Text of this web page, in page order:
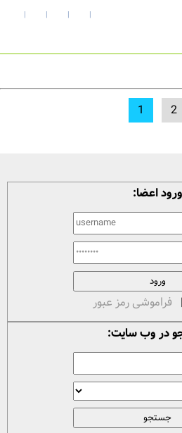
|
|
|
|
1 2
ورود اعضا:
| فراموشی رمز عبور
در وب سایت: